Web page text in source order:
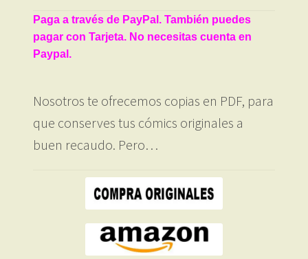
Paga a través de PayPal. También puedes
pagar con Tarjeta. No necesitas cuenta en
Paypal.
Nosotros te ofrecemos copias en PDF, para
que conserves tus cómics originales a
buen recaudo. Pero…